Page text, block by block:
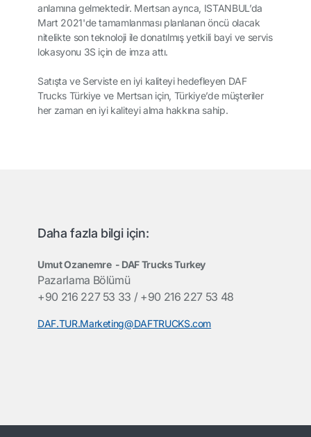
anlamına gelmektedir. Mertsan ayrıca, ISTANBUL’da
Mart 2021'de tamamlanması planlanan öncü olacak
nitelikte son teknoloji ile donatılmış yetkili bayi ve servis
lokasyonu 3S için de imza attı.
Satışta ve Serviste en iyi kaliteyi hedefleyen DAF
Trucks Türkiye ve Mertsan için, Türkiye’de müşteriler
her zaman en iyi kaliteyi alma hakkına sahip.
Daha fazla bilgi için:
Umut Ozanemre - DAF Trucks Turkey
Pazarlama Bölümü
+90 216 227 53 33 / +90 216 227 53 48
DAF.TUR.Marketing@DAFTRUCKS.com